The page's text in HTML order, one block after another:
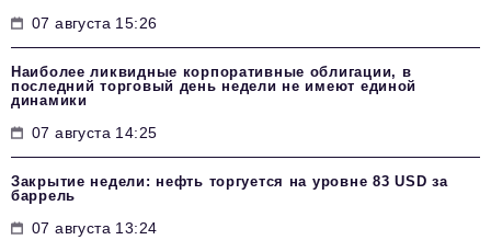
07 августа 15:26
Наиболее ликвидные корпоративные облигации, в
последний торговый день недели не имеют единой
динамики
07 августа 14:25
Закрытие недели: нефть торгуется на уровне 83 USD за
баррель
07 августа 13:24